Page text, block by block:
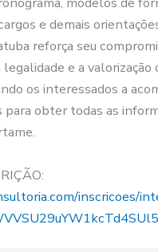
e demais
reforça seu
e a valorização
os interessados a
para obter todas as
inscricoes/